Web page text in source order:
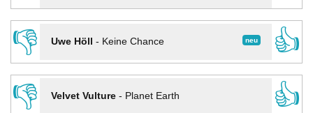
👎
neu
Uwe Höll - Keine Chance
👍
👎
Velvet Vulture- Planet Earth
👍